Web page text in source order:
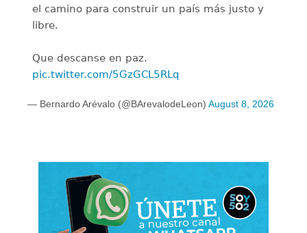
el camino para construir un país más justo y
libre.
Que descanse en paz.
pic.twitter.com/5GzGCL5RLq
— Bernardo Arévalo (@BArevalodeLeon) August 8, 2026